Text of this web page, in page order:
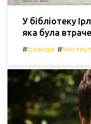
У бібліотеку
яка була
#Ірландія #